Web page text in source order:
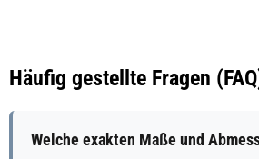
Häufig gestellte Fragen
Welche exakten Maße und